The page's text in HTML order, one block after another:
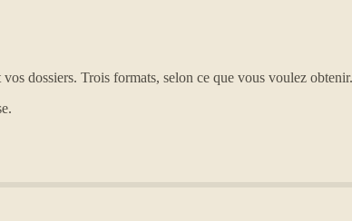
dossiers. Trois formats, selon ce que vous voulez obtenir.